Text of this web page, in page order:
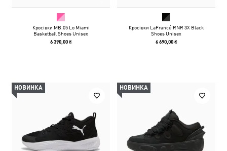
Кросівки MB.05 Lo Miami
Basketball Shoes Unisex
6 390,00 ₴
Кросівки LaFrancé RNR 3X Black
Shoes Unisex
6 690,00 ₴
НОВИНКА НОВИНКА